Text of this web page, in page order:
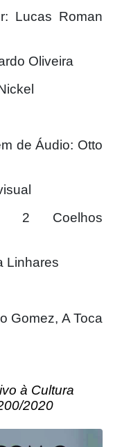
Lucas Roman
Oliveira
de Áudio: Otto
2 Coelhos
Linhares
Gomez, A Toca
à Cultura
2020